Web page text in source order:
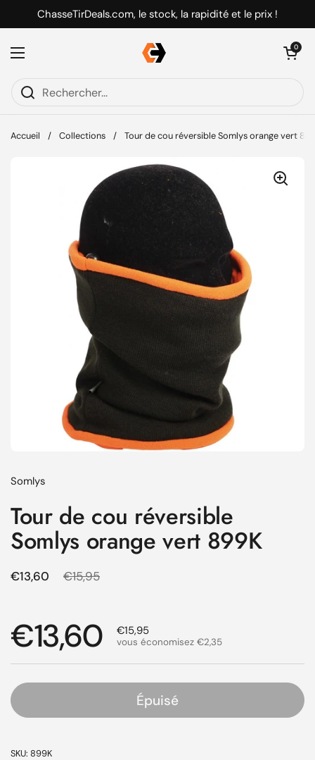
Passer au contenu
ChasseTirDeals.com, le stock, la rapidité et le prix !
Ouvrir le menu
Ouvrir le
0
Accueil / Collections / Tour de cou réversible Somlys orange vert
Somlys
Tour de cou réversible
Somlys orange vert 899K
Prix régulier
€13,60 Prix de solde
€15,95
Prix régulier
€13,60 Prix de solde
€15,95
vous économisez €2,35
Épuisé
SKU: 899K